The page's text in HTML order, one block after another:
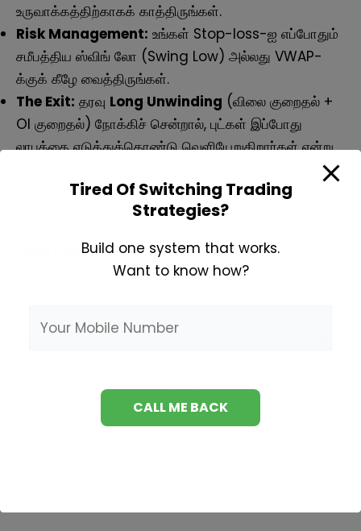
உருவாக்கத்திற்காகக் காத்திருங்கள்.
Risk Management: உங்கள் Stop-loss-ஐ எப்போதும்
சமீபத்திய ஸ்விங் லோ (Swing Low) அல்லது VWAP-
க்குக் கீழே வைத்திருங்கள்.
The Exit: தரவு Long Unwinding (விலை குறைதல் +
OI குறைதல்) நோக்கிச் சென்றால், புட்கள் இப்போது
லாபத்தை எடுத்துக்கொண்டு வெளியேறுகிறார்கள் என்று
Long Build Upஎன்பது சந்தை இப்போது புத்களின்
கட்டுப்பாட்டில் உள்ளது என்பதையும் புதிய பணம்
சந்தையின் சரியான பக்கத்தில் இருப்பீர்கள்.
நினைவில் கொள்ளுங்கள்: விலை (Price) என்ன
Tired Of Switching Trading
Strategies?
Build one system that works.
Want to know how?